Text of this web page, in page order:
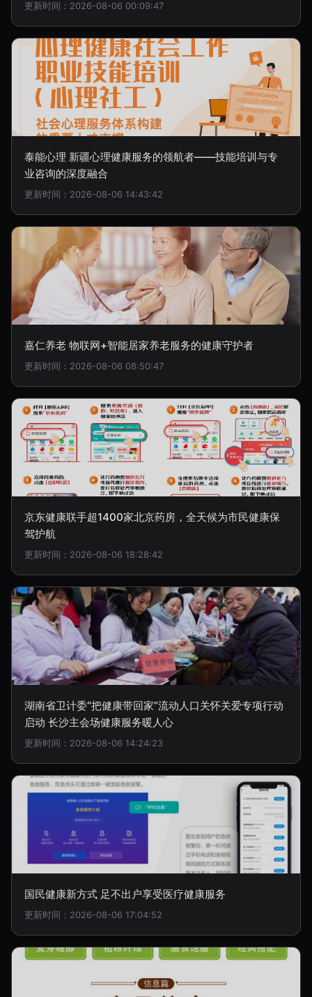
更新时间：2026-08-06 00:09:47
泰能心理 新疆心理健康服务的领航者——技能培训与专
业咨询的深度融合
更新时间：2026-08-06 14:43:42
嘉仁养老 物联网+智能居家养老服务的健康守护者
更新时间：2026-08-06 08:50:47
京东健康联手超1400家北京药房，全天候为市民健康保
驾护航
更新时间：2026-08-06 18:28:42
湖南省卫计委“把健康带回家”流动人口关怀关爱专项行动
启动 长沙主会场健康服务暖人心
更新时间：2026-08-06 14:24:23
国民健康新方式 足不出户享受医疗健康服务
更新时间：2026-08-06 17:04:52